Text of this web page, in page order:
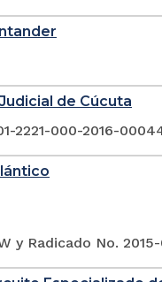
de Cúcuta
2221-000-2016-
y Radicado No.